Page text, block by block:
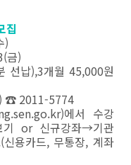
집
)
금)
선납),3개월 45,000원
) ☎ 2011-5774
에서 수강
or 신규강좌→기관
용카드, 무통장, 계좌